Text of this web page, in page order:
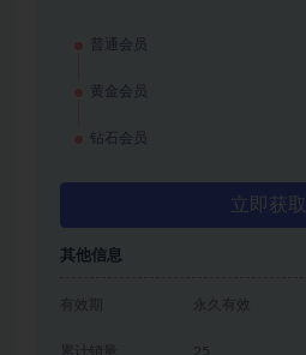
普通会员
黄金会员
钻石会员
立即获取
其他信息
有效期 永久有效
累计销量 25